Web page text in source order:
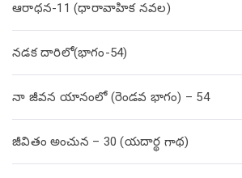
ఆరాధన-11 (ధారావాహిక నవల)
నడక దారిలో(భాగం-54)
నా జీవన యానంలో (రెండవ భాగం) – 54
జీవితం అంచున – 30 (యదార్థ గాథ)